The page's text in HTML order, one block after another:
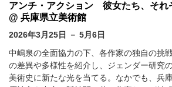
アンチ・アクション 彼女たち、それ
@ 兵庫県立美術館
2026年3月25日 － 5月6日
中嶋泉の全面協力の下、各作家の独自の挑
の差異や多様性を紹介し、ジェンダー研究
美術史に新たな光を当てる。なかでも、兵